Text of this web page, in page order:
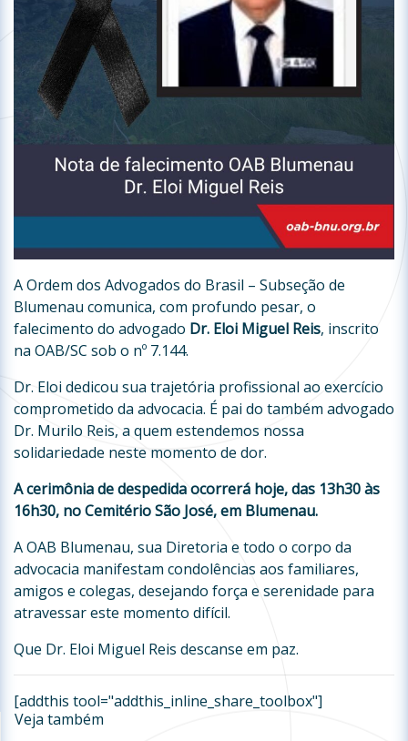
A Ordem dos Advogados do Brasil – Subseção de
Blumenau comunica, com profundo pesar, o
falecimento do advogado Dr. Eloi Miguel Reis, inscrito
na OAB/SC sob o nº 7.144.
Dr. Eloi dedicou sua trajetória profissional ao exercício
comprometido da advocacia. É pai do também advogado
Dr. Murilo Reis, a quem estendemos nossa
solidariedade neste momento de dor.
A cerimônia de despedida ocorrerá hoje, das 13h30 às
16h30, no Cemitério São José, em Blumenau.
A OAB Blumenau, sua Diretoria e todo o corpo da
advocacia manifestam condolências aos familiares,
amigos e colegas, desejando força e serenidade para
atravessar este momento difícil.
Que Dr. Eloi Miguel Reis descanse em paz.
[addthis tool="addthis_inline_share_toolbox"]
Veja também